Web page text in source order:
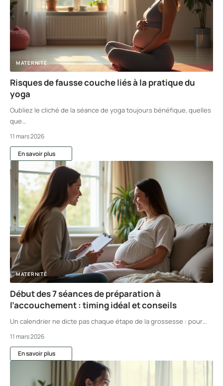
MATERNITÉ
Risques de fausse couche liés à la pratique du
yoga
Oubliez le cliché de la séance de yoga toujours bénéfique, quelles
que…
11 mars 2026
En savoir plus
MATERNITÉ
Début des 7 séances de préparation à
l’accouchement : timing idéal et conseils
Un calendrier ne dicte pas chaque étape de la grossesse : pour
11 mars 2026
En savoir plus